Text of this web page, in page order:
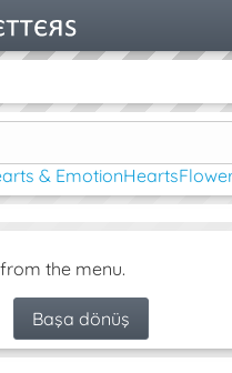
& EmotionHearts
the menu.
Başa dönüş